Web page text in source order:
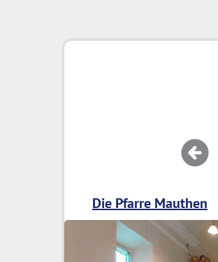
Die Pfarre Mauthen